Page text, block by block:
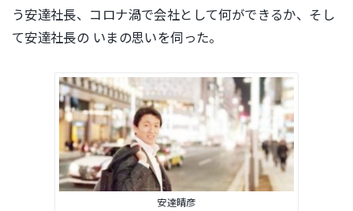
う安達社長、コロナ渦で会社として何ができるか、そし
て安達社長の いまの思いを伺った。
安達晴彦